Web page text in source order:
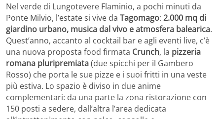
Nel verde di Lungotevere Flaminio, a pochi minuti da
Ponte Milvio, l’estate si vive da Tagomago: 2.000 mq di
giardino urbano, musica dal vivo e atmosfera balearica.
Quest’anno, accanto al cocktail bar e agli eventi live, c’è
una nuova proposta food firmata Crunch, la pizzeria
romana pluripremiata(due spicchi per il Gambero
Rosso) che porta le sue pizze e i suoi fritti in una veste
più estiva. Lo spazio è diviso in due anime
complementari: da una parte la zona ristorazione con
150 posti a sedere, dall’altra l’area dedicata